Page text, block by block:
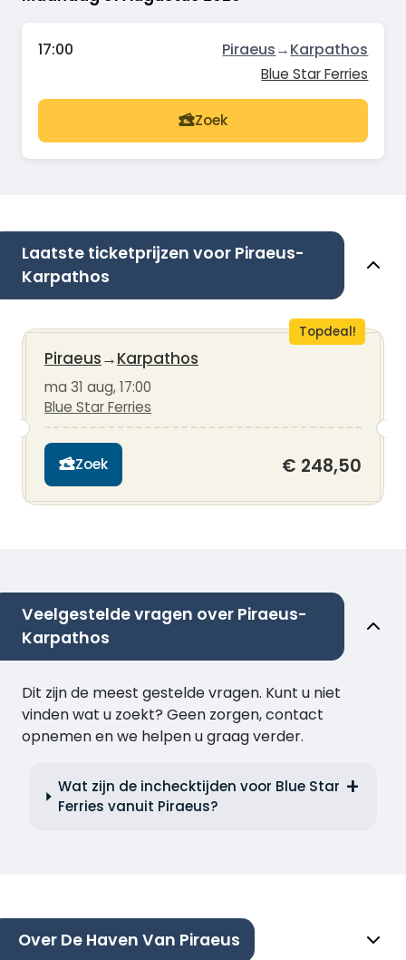
17:00 Piraeus→Karpathos
Blue Star Ferries
Zoek
Laatste ticketprijzen voor Piraeus-
Karpathos
Topdeal!
Piraeus→Karpathos
ma 31 aug, 17:00
Blue Star Ferries
Zoek € 248,50
Veelgestelde vragen over Piraeus-
Karpathos
Dit zijn de meest gestelde vragen. Kunt u niet
vinden wat u zoekt? Geen zorgen, contact
opnemen en we helpen u graag verder.
Wat zijn de inchecktijden voor Blue Star
Ferries vanuit Piraeus?
Over De Haven Van Piraeus